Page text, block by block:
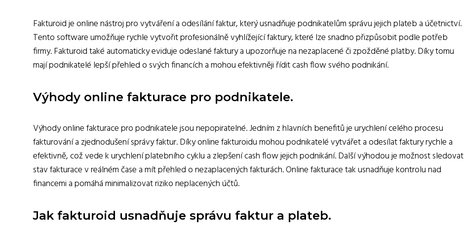
Fakturoid je online nástroj pro vytváření a odesílání faktur, který usnadňuje podnikatelům správu jejich plateb a účetnictví.
Tento software umožňuje rychle vytvořit profesionálně vyhlížející faktury, které lze snadno přizpůsobit podle potřeb
firmy. Fakturoid také automaticky eviduje odeslané faktury a upozorňuje na nezaplacené či zpožděné platby. Díky tomu
mají podnikatelé lepší přehled o svých financích a mohou efektivněji řídit cash flow svého podnikání.
Výhody online fakturace pro podnikatele.
Výhody online fakturace pro podnikatele jsou nepopiratelné. Jedním z hlavních benefitů je urychlení celého procesu
fakturování a zjednodušení správy faktur. Díky online fakturoidu mohou podnikatelé vytvářet a odesílat faktury rychle a
efektivně, což vede k urychlení platebního cyklu a zlepšení cash flow jejich podnikání. Další výhodou je možnost sledovat
stav fakturace v reálném čase a mít přehled o nezaplacených fakturách. Online fakturace tak usnadňuje kontrolu nad
financemi a pomáhá minimalizovat riziko neplacených účtů.
Jak fakturoid usnadňuje správu faktur a plateb.